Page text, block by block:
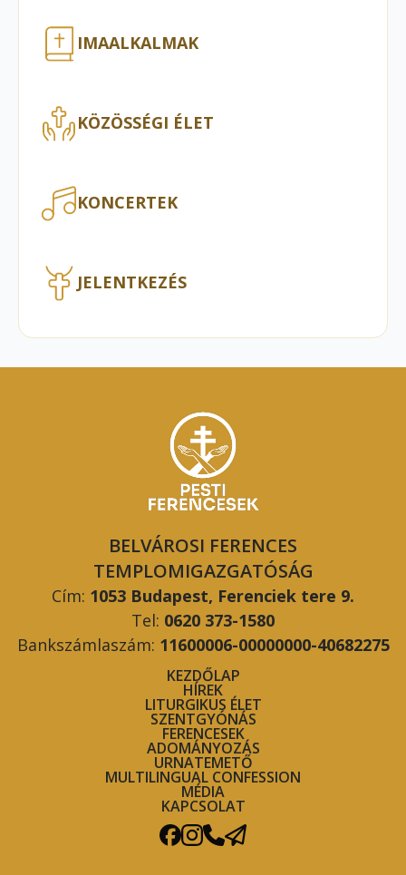
IMAALKALMAK
KÖZÖSSÉGI ÉLET
KONCERTEK
JELENTKEZÉS
BELVÁROSI FERENCES
TEMPLOMIGAZGATÓSÁG
Cím: 1053 Budapest, Ferenciek tere 9.
Tel: 0620 373-1580
Bankszámlaszám: 11600006-00000000-40682275
KEZDŐLAP
HÍREK
LITURGIKUS ÉLET
SZENTGYÓNÁS
FERENCESEK
ADOMÁNYOZÁS
URNATEMETŐ
MULTILINGUAL CONFESSION
MÉDIA
KAPCSOLAT